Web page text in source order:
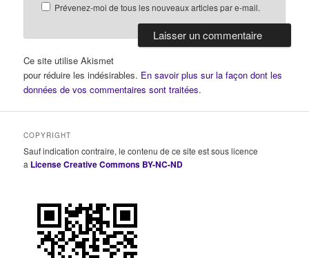
Prévenez-moi de tous les nouveaux articles par e-mail.
Ce site utilise Akismet
pour réduire les indésirables. En savoir plus sur la façon dont les
données de vos commentaires sont traitées.
COPYRIGHT
Sauf indication contraire, le contenu de ce site est sous licence
a License Creative Commons BY-NC-ND